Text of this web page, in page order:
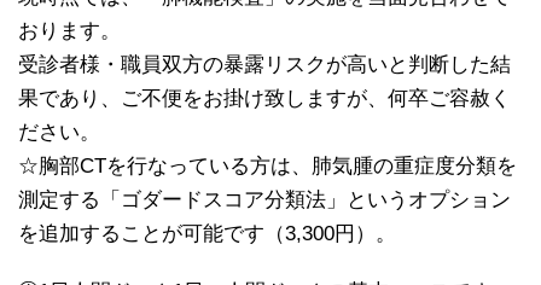
おります。
受診者様・職員双方の暴露リスクが高いと判断した結
果であり、ご不便をお掛け致しますが、何卒ご容赦く
ださい。
☆胸部CTを行なっている方は、肺気腫の重症度分類を
測定する「ゴダードスコア分類法」というオプション
を追加することが可能です（3,300円）。